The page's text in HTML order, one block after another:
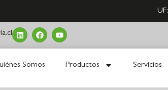
UF:
Somos Productos Servicios